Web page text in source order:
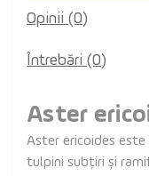
Opinii (0)
Întrebări (0)
Aster
Aster ericoides
tulpini subțiri și